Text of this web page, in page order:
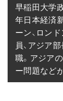
早稲田大学
年日本経済
ーン、ロン
員、アジア
職。アジア
ー問題など